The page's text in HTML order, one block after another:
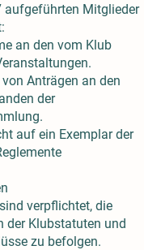
aufgeführten Mitglieder
an den vom Klub
Anträgen an den
der
auf ein Exemplar der
verpflichtet, die
der Klubstatuten und
zu befolgen.